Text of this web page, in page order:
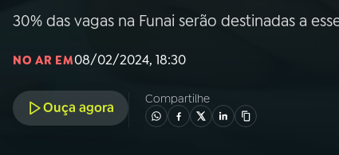
03PROGRAMAÇÃO
05PODCASTS
30% das vagas na Funai serão destinadas a
NO AR EM08/02/2024, 18:30
Ouça agora
Compartilhe